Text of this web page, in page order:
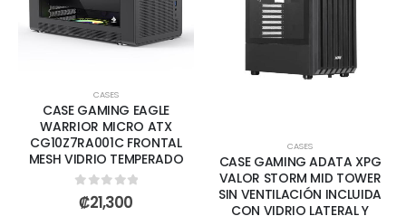
CASES
CASE GAMING EAGLE
WARRIOR MICRO ATX
CG10Z7RA001C FRONTAL
MESH VIDRIO TEMPERADO
0out of 5
₡21,300
CASES
CASE GAMING ADATA XPG
VALOR STORM MID TOWER
SIN VENTILACIÓN INCLUIDA
CON VIDRIO LATERAL Y